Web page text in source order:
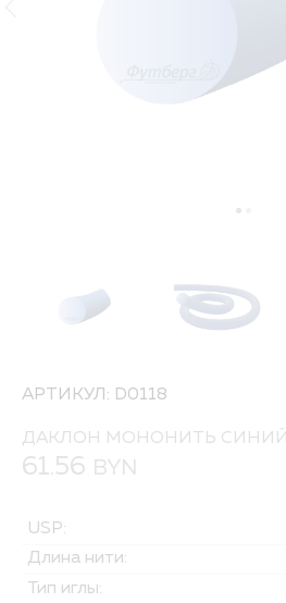
АРТИКУЛ: D0118
ДАКЛОН МОНОНИТЬ СИНИЙ
61.56 BYN
USP:
Длина нити:
Тип иглы: